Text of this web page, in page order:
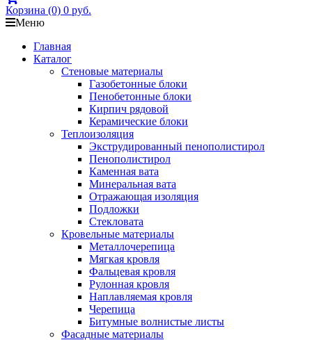
Корзина (0) 0 руб.
Меню
Главная
Каталог
Стеновые материалы
Газобетонные блоки
Пенобетонные блоки
Кирпич рядовой
Керамические блоки
Теплоизоляция
Экструдированный пенополистирол
Пенополистирол
Каменная вата
Минеральная вата
Отражающая изоляция
Подложки
Стекловата
Кровельные материалы
Металлочерепица
Мягкая кровля
Фальцевая кровля
Рулонная кровля
Наплавляемая кровля
Черепица
Битумные волнистые листы
Фасадные материалы